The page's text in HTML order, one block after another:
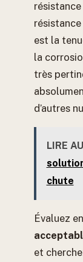
est la
la
très
d’autres
LIRE
chute
Évaluez
et